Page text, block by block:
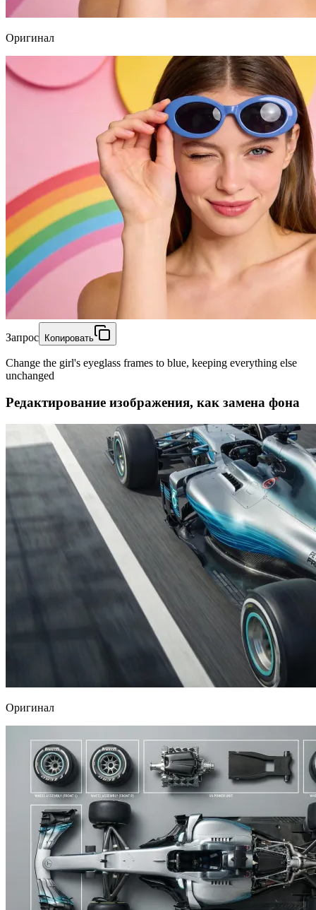
Оригинал
Запрос Копировать
Change the girl's eyeglass frames to blue, keeping everything else
unchanged
Редактирование изображения, как замена фона
Оригинал